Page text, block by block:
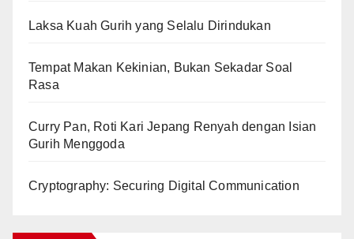
Laksa Kuah Gurih yang Selalu Dirindukan
Tempat Makan Kekinian, Bukan Sekadar Soal
Rasa
Curry Pan, Roti Kari Jepang Renyah dengan Isian
Gurih Menggoda
Cryptography: Securing Digital Communication